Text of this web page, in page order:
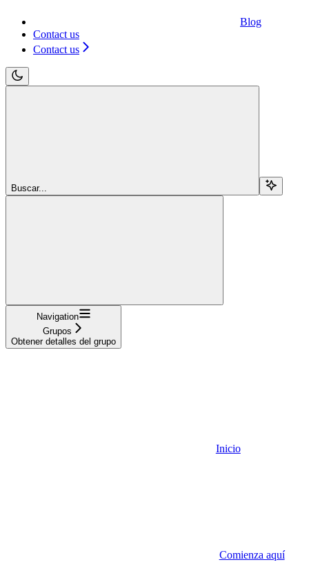
Blog
Contact us
Contact us
Buscar...
Navigation
Grupos
Obtener detalles del grupo
Inicio
Comienza aquí